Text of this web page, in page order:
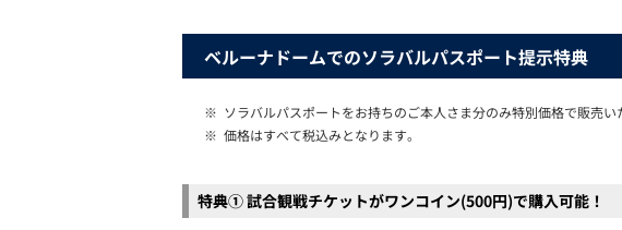
ベルーナドームでのソラバルパスポート提示特典
※ ソラバルパスポートをお持ちのご本人さま分のみ特別価格で販売い
※ 価格はすべて税込みとなります。
特典① 試合観戦チケットがワンコイン(500円)で購入可能！